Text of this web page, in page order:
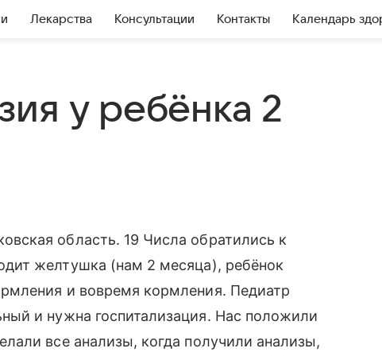
Лекарства Консультации Контакты Календарь
у ребёнка 2
область. 19 Числа обратились к
желтушка (нам 2 месяца), ребёнок
и вовремя кормления. Педиатр
и нужна госпитализация. Нас положили
все анализы, когда получили анализы,